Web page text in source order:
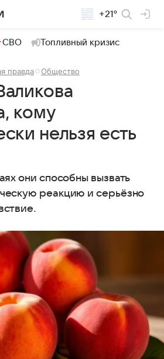
+21°
СВО Топливный кризис
правда Общество
кому
нельзя есть
они способны вызвать
реакцию и серьёзно